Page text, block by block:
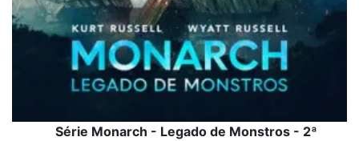
Série Monarch - Legado de Monstros - 2ª